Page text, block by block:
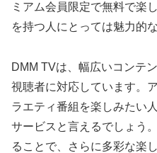
ミアム会員限定で無料で楽
を持つ人にとっては魅力的
DMM TVは、幅広いコンテ
視聴者に対応しています。
ラエティ番組を楽しみたい
サービスと言えるでしょう
ることで、さらに多彩な楽